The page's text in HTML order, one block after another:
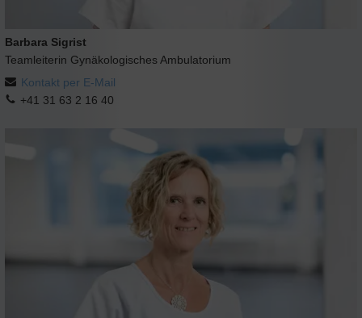
Barbara Sigrist
Teamleiterin Gynäkologisches Ambulatorium
Kontakt per E-Mail
+41 31 63 2 16 40